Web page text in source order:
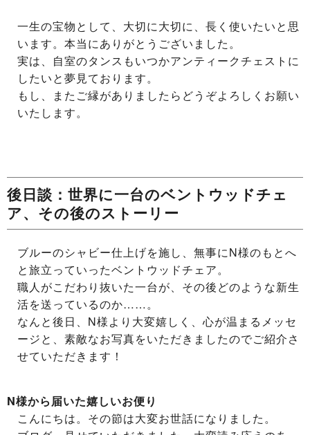
一生の宝物として、大切に大切に、長く使いたいと思
います。本当にありがとうございました。
実は、自室のタンスもいつかアンティークチェストに
したいと夢見ております。
もし、またご縁がありましたらどうぞよろしくお願い
いたします。
後日談：世界に一台のベントウッドチェ
ア、その後のストーリー
ブルーのシャビー仕上げを施し、無事にN様のもとへ
と旅立っていったベントウッドチェア。
職人がこだわり抜いた一台が、その後どのような新生
活を送っているのか……。
なんと後日、N様より大変嬉しく、心が温まるメッセ
ージと、素敵なお写真をいただきましたのでご紹介さ
せていただきます！
N様から届いた嬉しいお便り
こんにちは。その節は大変お世話になりました。